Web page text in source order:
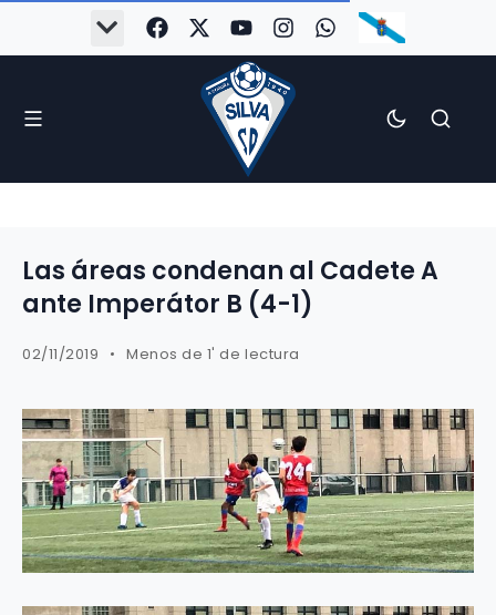
Las áreas condenan al Cadete A
ante Imperátor B (4-1)
02/11/2019 Menos de 1' de lectura